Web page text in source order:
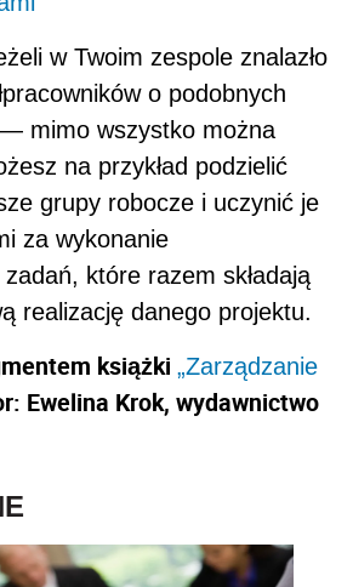
w Twoim zespole znalazło
o podobnych
mimo wszystko można
na przykład podzielić
grupy robocze i uczynić je
za wykonanie
które razem składają
realizację danego projektu.
książki „Zarządzanie
Ewelina Krok, wydawnictwo